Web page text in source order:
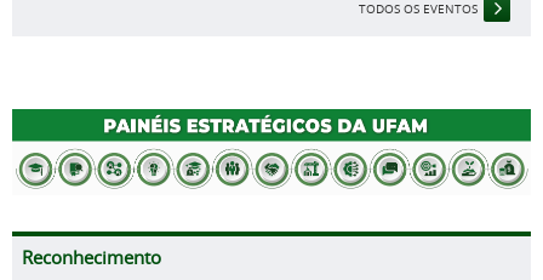
TODOS OS EVENTOS
Reconhecimento